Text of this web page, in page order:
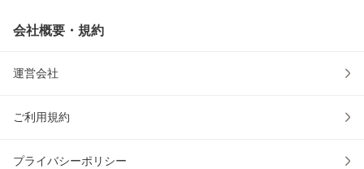
会社概要・規約
運営会社
ご利用規約
プライバシーポリシー